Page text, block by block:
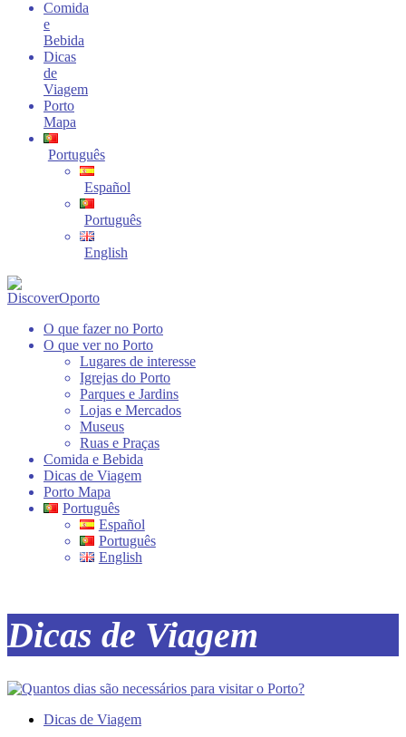
Comida
e
Bebida
Dicas
de
Viagem
Porto
Mapa
Português
Español
Português
English
O que fazer no Porto
O que ver no Porto
Lugares de interesse
Igrejas do Porto
Parques e Jardins
Lojas e Mercados
Museus
Ruas e Praças
Comida e Bebida
Dicas de Viagem
Porto Mapa
Português
Español
Português
English
Dicas de Viagem
Dicas de Viagem